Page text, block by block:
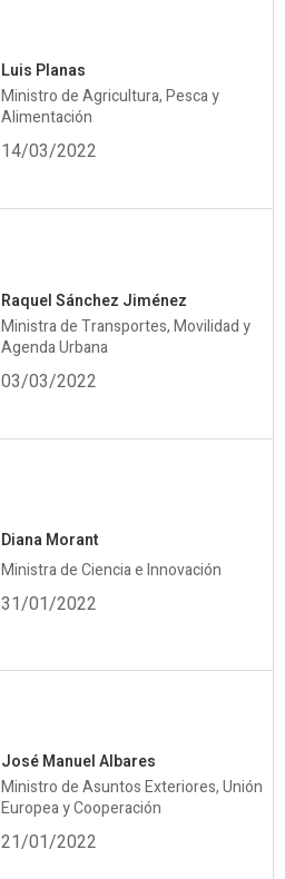
Luis Planas
Ministro de Agricultura, Pesca y
Alimentación
14/03/2022
Raquel Sánchez Jiménez
Ministra de Transportes, Movilidad y
Agenda Urbana
03/03/2022
Diana Morant
Ministra de Ciencia e Innovación
31/01/2022
José Manuel Albares
Ministro de Asuntos Exteriores, Unión
Europea y Cooperación
21/01/2022